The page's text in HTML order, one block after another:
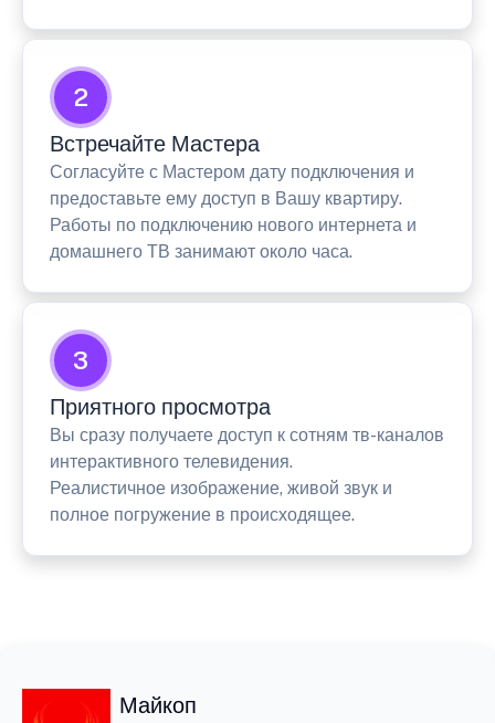
2
Встречайте Мастера
Согласуйте с Мастером дату подключения и
предоставьте ему доступ в Вашу квартиру.
Работы по подключению нового интернета и
домашнего ТВ занимают около часа.
3
Приятного просмотра
Вы сразу получаете доступ к сотням тв-каналов
интерактивного телевидения.
Реалистичное изображение, живой звук и
полное погружение в происходящее.
Майкоп